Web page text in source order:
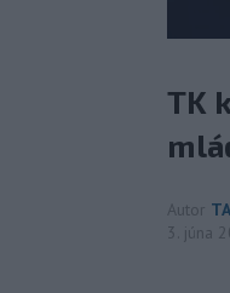
TK
Autor
3. júna